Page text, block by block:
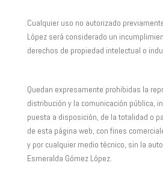
Cualquier uso no autorizado
López será considerado un
derechos de propiedad intelectual o
Quedan expresamente prohibidas la
distribución y la comunicación pública,
puesta a disposición, de la totalidad o
de esta página web, con fines
y por cualquier medio técnico, sin la
Esmeralda Gómez López.